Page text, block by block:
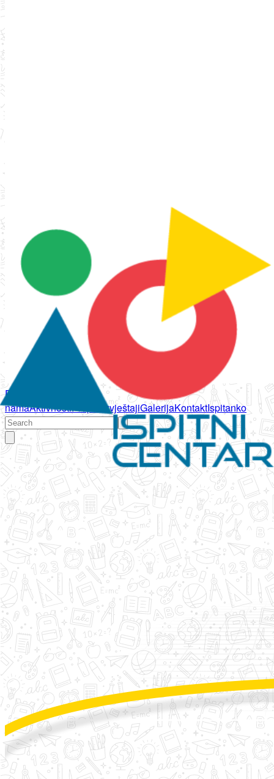
Početna
namaAktivnostiPropisi IzvještajiGalerijaKontaktIspitanko